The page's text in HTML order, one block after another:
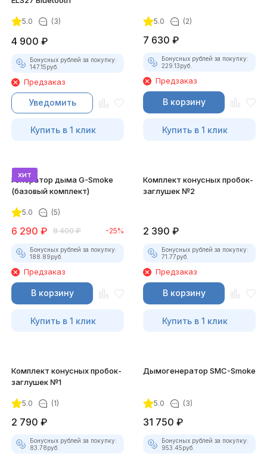
5.0 (3)
4 900 ₽
Бонусных рублей за покупку:
147.15руб.
Предзаказ
Уведомить
Купить в 1 клик
5.0 (2)
7 630 ₽
Бонусных рублей за покупку:
229.13руб.
Предзаказ
В корзину
Купить в 1 клик
хит
Генератор дыма G-Smoke
(базовый комплект)
5.0 (5)
6 290 ₽ 8 400 ₽ -25%
Бонусных рублей за покупку:
188.89руб.
Предзаказ
В корзину
Купить в 1 клик
Комплект конусных пробок-
заглушек №2
2 390 ₽
Бонусных рублей за покупку:
71.77руб.
Предзаказ
В корзину
Купить в 1 клик
Комплект конусных пробок-
заглушек №1
5.0 (1)
2 790 ₽
Бонусных рублей за покупку:
83.78руб.
Дымогенератор SMC-Smoke
5.0 (3)
31 750 ₽
Бонусных рублей за покупку:
953.45руб.